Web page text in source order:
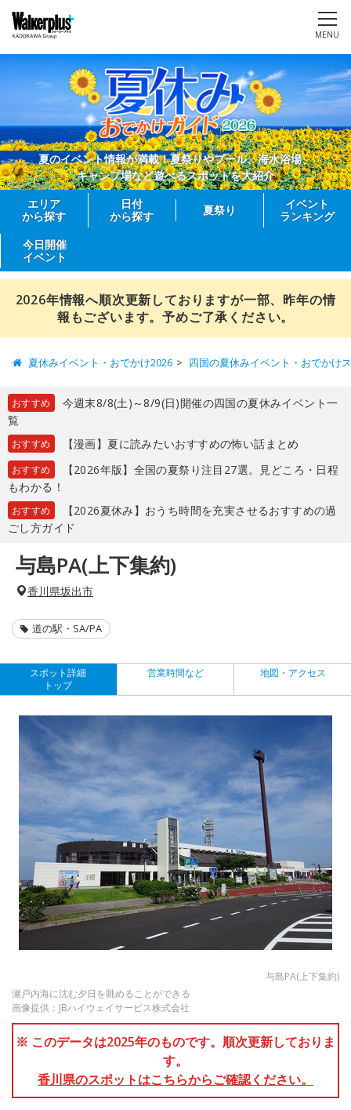
MENU
夏のイベント情報が満載！夏祭りやプール、海水浴場、
キャンプ場など遊べるスポットを大紹介
エリア
から探す
日付
から探す
夏祭り
イベント
ランキング
今日開催
イベント
2026年情報へ順次更新しておりますが一部、昨年の情
報もございます。予めご了承ください。
夏休みイベント・おでかけ2026 四国の夏休みイベント・おでかけ
おすすめ
今週末8/8(土)～8/9(日)開催の四国の夏休みイベント一
覧
おすすめ 【漫画】夏に読みたいおすすめの怖い話まとめ
おすすめ
【2026年版】全国の夏祭り注目27選。見どころ・日程
もわかる！
おすすめ
【2026夏休み】おうち時間を充実させるおすすめの過
ごし方ガイド
与島PA(上下集約)
香川県坂出市
道の駅・SA/PA
スポット詳細
トップ
営業時間など 地図・アクセス
与島PA(上下集約)
瀬戸内海に沈む夕日を眺めることができる
画像提供：JBハイウェイサービス株式会社
※ このデータは2025年のものです。順次更新しておりま
す。
香川県のスポットはこちらからご確認ください。